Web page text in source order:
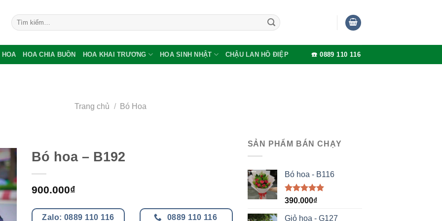
Tìm
kiếm:
HOA HOA CHIA BUỒN HOA KHAI TRƯƠNG HOA SINH NHẬT CHẬU LAN HỒ ĐIỆP ☎️ 0889 110 116
Trang chủ / Bó Hoa
Bó hoa – B192
900.000₫
Zalo: 0889 110 116 0889 110 116
SẢN PHẨM BÁN CHẠY
Bó hoa - B116
Được xếp
5 sao
390.000₫
Giỏ hoa - G127